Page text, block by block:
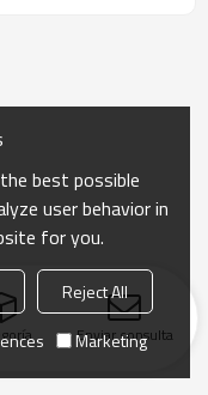
Enviar consulta
best possible
user behavior in
for you.
Reject All
Marketing